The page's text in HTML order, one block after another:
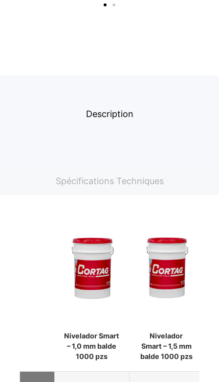
Description
Spécifications Techniques
Nivelador Smart
– 1,0 mm balde
1000 pzs
Nivelador
Smart – 1,5 mm
balde 1000 pzs